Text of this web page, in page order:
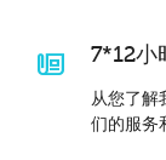
7*12小
从您了解
们的服务